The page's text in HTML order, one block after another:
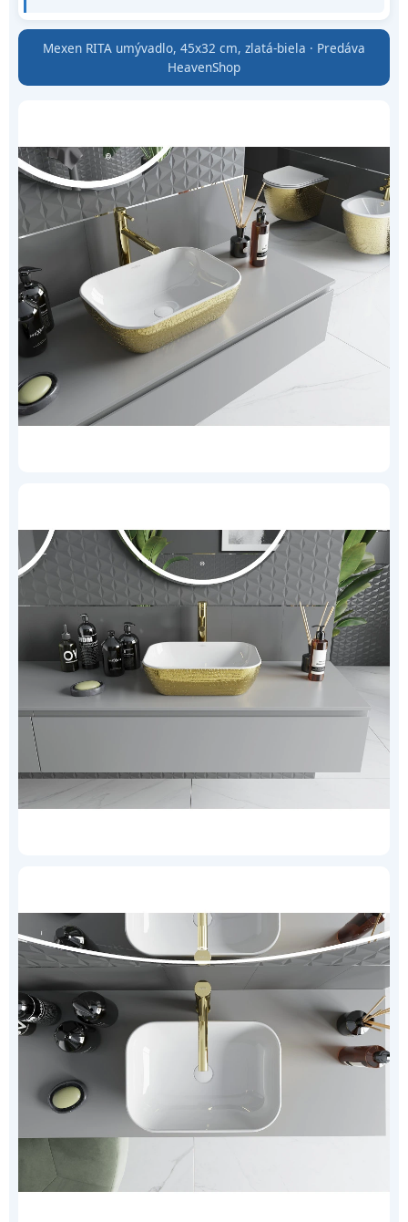
Mexen RITA umývadlo, 45x32 cm, zlatá-biela · Predáva
HeavenShop